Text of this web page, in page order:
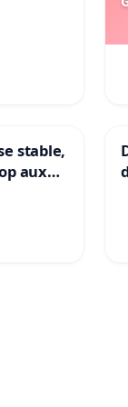
stable,
aux